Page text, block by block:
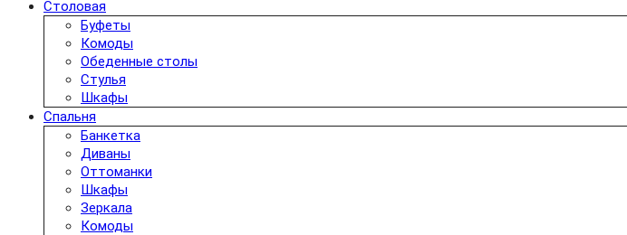
Столовая
Буфеты
Комоды
Обеденные столы
Стулья
Шкафы
Спальня
Банкетка
Диваны
Оттоманки
Шкафы
Зеркала
Комоды